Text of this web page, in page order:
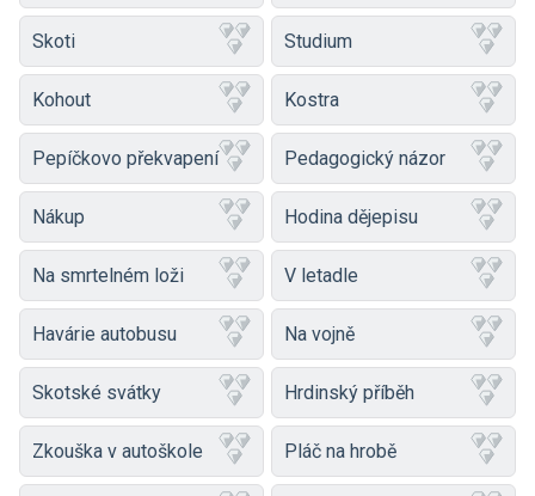
Skoti Studium
Kohout Kostra
Pepíčkovo překvapení Pedagogický názor
Nákup Hodina dějepisu
Na smrtelném loži V letadle
Havárie autobusu Na vojně
Skotské svátky Hrdinský příběh
Zkouška v autoškole Pláč na hrobě